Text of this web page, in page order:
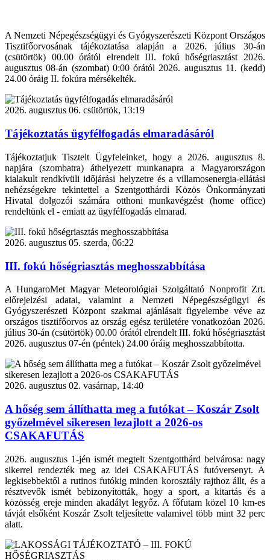
A Nemzeti Népegészségügyi és Gyógyszerészeti Központ Országos
Tisztifőorvosának tájékoztatása alapján a 2026. július 30-án
(csütörtök) 00.00 órától elrendelt III. fokú hőségriasztást 2026.
augusztus 08-án (szombat) 0:00 órától 2026. augusztus 11. (kedd)
24.00 óráig II. fokúra mérsékelték.
2026. augusztus 06. csütörtök, 13:19
Tájékoztatás ügyfélfogadás elmaradásáról
Tájékoztatjuk Tisztelt Ügyfeleinket, hogy a 2026. augusztus 8.
napjára (szombatra) áthelyezett munkanapra a Magyarországon
kialakult rendkívüli időjárási helyzetre és a villamosenergia-ellátási
nehézségekre tekintettel a Szentgotthárdi Közös Önkormányzati
Hivatal dolgozói számára otthoni munkavégzést (home office)
rendeltünk el - emiatt az ügyfélfogadás elmarad.
2026. augusztus 05. szerda, 06:22
III. fokú hőségriasztás meghosszabbítása
A HungaroMet Magyar Meteorológiai Szolgáltató Nonprofit Zrt.
előrejelzési adatai, valamint a Nemzeti Népegészségügyi és
Gyógyszerészeti Központ szakmai ajánlásait figyelembe véve az
országos tisztifőorvos az ország egész területére vonatkozóan 2026.
július 30-án (csütörtök) 00.00 órától elrendelt III. fokú hőségriasztást
2026. augusztus 07-én (péntek) 24.00 óráig meghosszabbította.
2026. augusztus 02. vasárnap, 14:40
A hőség sem állíthatta meg a futókat – Koszár Zsolt
győzelmével sikeresen lezajlott a 2026-os
CSAKAFUTÁS
2026. augusztus 1-jén ismét megtelt Szentgotthárd belvárosa: nagy
sikerrel rendezték meg az idei CSAKAFUTÁS futóversenyt. A
legkisebbektől a rutinos futókig minden korosztály rajthoz állt, és a
résztvevők ismét bebizonyították, hogy a sport, a kitartás és a
közösség ereje minden akadályt legyőz. A főfutam közel 10 km-es
távját elsőként Koszár Zsolt teljesítette valamivel több mint 32 perc
alatt.